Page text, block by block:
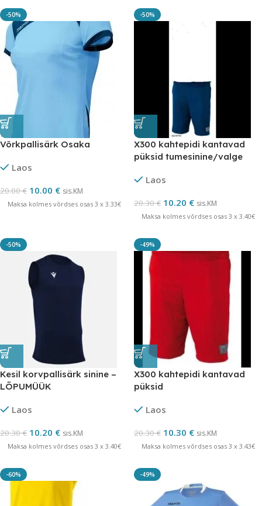
-50%
Võrkpallisärk Osaka
Laos
20.00€ 10.00 € sis.KM
Maksa kolmes võrdses osas 3 x 3.33€
-50%
X300 kahtepidi kantavad
püksid tumesinine/valge
Laos
20.30€ 10.20 € sis.KM
Maksa kolmes võrdses osas 3 x 3.40€
-50%
Kesil korvpallisärk sinine –
LÕPUMÜÜK
Laos
20.30€ 10.20 € sis.KM
Maksa kolmes võrdses osas 3 x 3.40€
-49%
X300 kahtepidi kantavad
püksid
Laos
20.30€ 10.30 € sis.KM
Maksa kolmes võrdses osas 3 x 3.43€
-60% -49%